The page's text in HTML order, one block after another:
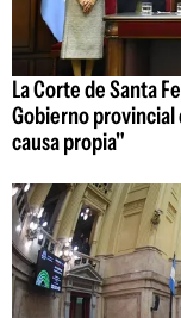
La Corte de Santa
Gobierno
causa propia"